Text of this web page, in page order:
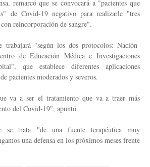
remarcó que se convocará a "pacientes que
de Covid-19 negativo para realizarle "tres
reincorporación de sangre".
"según los dos protocolos: Nación-
de Educación Médica e Investigaciones
que establece diferentes aplicaciones
pacientes moderados y severos.
va a ser el tratamiento que va a traer más
del Covid-19", apuntó.
se trata "de una fuente terapéutica muy
una defensa en los próximos meses frente